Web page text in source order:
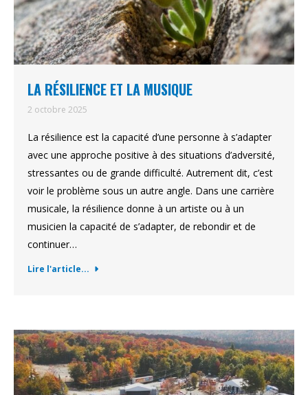
LA RÉSILIENCE ET LA MUSIQUE
2 octobre 2025
La résilience est la capacité d’une personne à s’adapter
avec une approche positive à des situations d’adversité,
stressantes ou de grande difficulté. Autrement dit, c’est
voir le problème sous un autre angle. Dans une carrière
musicale, la résilience donne à un artiste ou à un
musicien la capacité de s’adapter, de rebondir et de
continuer…
Lire l'article...